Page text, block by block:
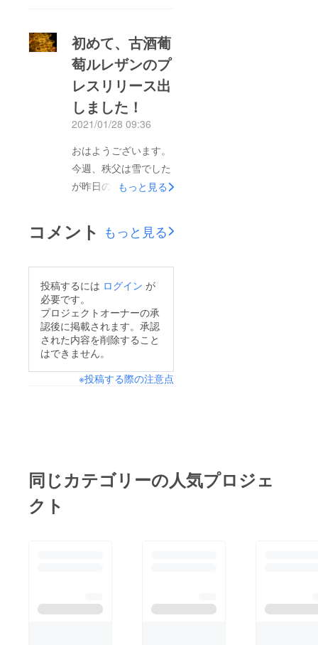
いきますので宜しくお
願い致します。現在、
動画を編集中ですが、
４月中のお届けを予定
しておりますので、し
ばらくお待たせ致しま
ださいませ♪
バー・クリマ出演の
ミュージシャンとの収
録を3本ほど収録しま
した。ご自宅やご指定
の場所にワインが届
にて、ミュージシャン
のトークやLIVEが楽し
める、オンラインワイ
しくお願い致します
♪https://camp-
list=food_last_spurtク
ラファンは本日、3月
20日迄です。23時59
分までの受付なので、
いたしますm(._.)mち
（Vn）くぼなつみ
（Pf）になります。だ
初めて、古酒葡
萄ルレザンのプ
レスリリース出
しました！
2021/01/28 09:36
おはようございます。
今週、秩父は雪でした
が昨日の日中が暖か
ほぼとけました。武甲
山は相変わらず雪景色
めてプレスリリース出
しました！いつも応援
いただき、ありがとう
ございます！
press.com/pressrelea
もっと見る
コメント もっと見る
投稿するには ログイン が
必要です。
プロジェクトオーナーの承
認後に掲載されます。承認
された内容を削除すること
はできません。
※投稿する際の注意点
同じカテゴリーの人気プロジェ
クト